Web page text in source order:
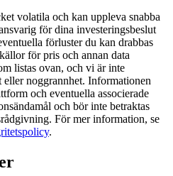
volatila och kan uppleva snabba
för dina investeringsbeslut
förluster du kan drabbas
för pris och annan data
listas ovan, och vi är inte
noggrannhet. Informationen
och eventuella associerade
och bör inte betraktas
För mer information, se
.